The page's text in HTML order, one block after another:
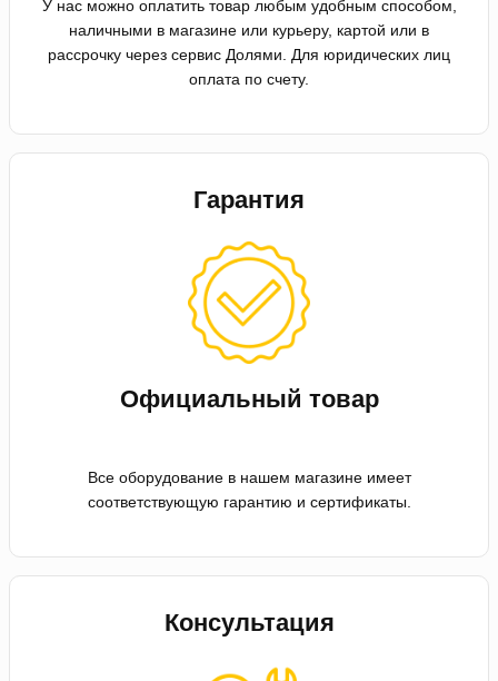
У нас можно оплатить товар любым удобным способом,
наличными в магазине или курьеру, картой или в
рассрочку через сервис Долями. Для юридических лиц
оплата по счету.
Гарантия
Официальный товар
Все оборудование в нашем магазине имеет
соответствующую гарантию и сертификаты.
Консультация